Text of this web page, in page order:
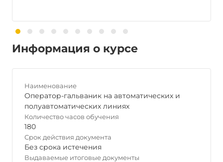
Информация о курсе
Наименование
Оператор-гальваник на автоматических и
полуавтоматических линиях
Количество часов обучения
180
Срок действия документа
Без срока истечения
Выдаваемые итоговые документы